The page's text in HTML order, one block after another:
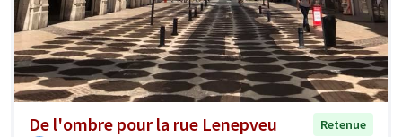
De l'ombre pour la rue Lenepveu
Retenue